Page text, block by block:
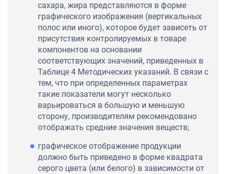
сахара, жира представляются в форме
графического изображения (вертикальных
полос или иного), которое будет зависеть от
присутствия контролируемых в товаре
компонентов на основании
соответствующих значений, приведенных в
Таблице 4 Методических указаний. В связи с
тем, что при определенных параметрах
такие показатели могут несколько
варьироваться в большую и меньшую
сторону, производителям рекомендовано
отображать средние значения веществ;
графическое отображение продукции
должно быть приведено в форме квадрата
серого цвета (или белого) в зависимости от